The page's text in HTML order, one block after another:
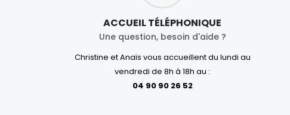
ACCUEIL TÉLÉPHONIQUE
Une question, besoin d'aide ?
Christine et Anaïs vous accueillent du lundi au
vendredi de 8h à 18h au :
04 90 90 26 52